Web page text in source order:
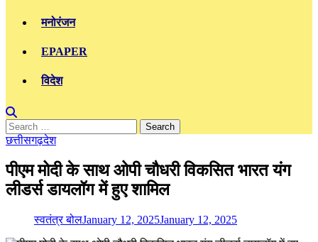
मनोरंजन
EPAPER
विदेश
Search
for:
छत्तीसगढ़देश
पीएम मोदी के साथ ओपी चौधरी विकसित भारत यंग
लीडर्स डायलॉग में हुए शामिल
स्वतंत्र बोलJanuary 12, 2025January 12, 2025